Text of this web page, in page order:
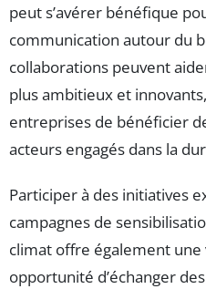
peut s’avérer bénéfique
communication autour du
collaborations peuvent
plus ambitieux et
entreprises de bénéficier
acteurs engagés dans la
Participer à des initiatives
campagnes de
climat offre également
opportunité d’échanger